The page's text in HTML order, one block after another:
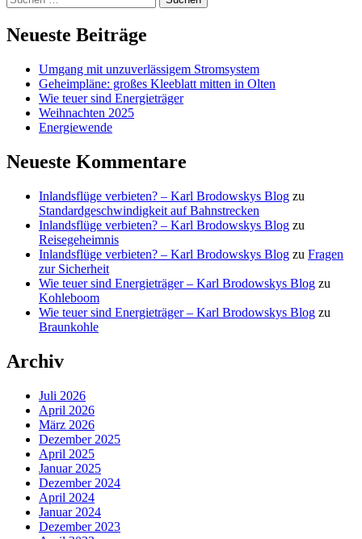
nach:
Neueste Beiträge
Umgang mit unzuverlässigem Stromsystem
Geheimpläne: großes Kleeblatt mitten in Olten
Wie teuer sind Energieträger
Weihnachten 2025
Energiewende
Neueste Kommentare
Inlandsflüge verbieten? – Karl Brodowskys Blog zu
Standardgeschwindigkeit auf Bahnstrecken
Inlandsflüge verbieten? – Karl Brodowskys Blog zu
Reisegeheimnis
Inlandsflüge verbieten? – Karl Brodowskys Blog zu Fragen
zur Sicherheit
Wie teuer sind Energieträger – Karl Brodowskys Blog zu
Kohleboom
Wie teuer sind Energieträger – Karl Brodowskys Blog zu
Braunkohle
Archiv
Juli 2026
April 2026
März 2026
Dezember 2025
April 2025
Januar 2025
Dezember 2024
April 2024
Januar 2024
Dezember 2023